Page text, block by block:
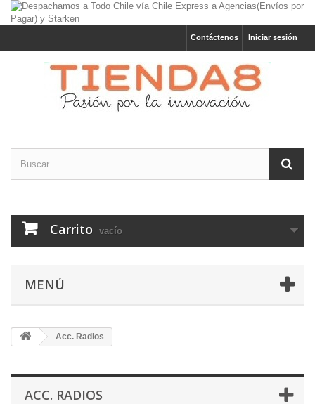
Iniciar sesión
Contáctenos
Carrito vacío
MENÚ
Acc. Radios
ACC. RADIOS